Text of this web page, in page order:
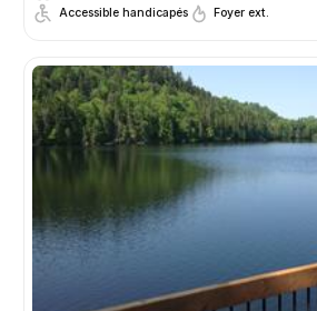
Accessible handicapés
Foyer ext.